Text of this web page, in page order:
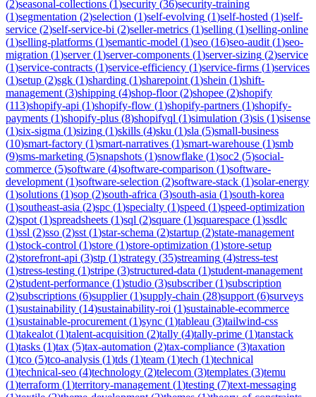
(2)seasonal-collections (1)security (36)security-training
(1)segmentation (2)selection (1)self-evolving (1)self-hosted (1)self-
service (2)self-service-bi (2)seller-metrics (1)selling (1)selling-online
(1)selling-platforms (1)semantic-model (1)seo (16)seo-audit (1)seo-
migration (1)server(1)server-components (1)server-sizing (2)service
(1)service-contracts (1)service-efficiency (1)service-firms (1)services
(1)setup (2)sgk (1)sharding (1)sharepoint (1)shein (1)shift-
management (3)shipping (4)shop-floor(2)shopee (2)shopify
(113)shopify-api (1)shopify-flow (1)shopify-partners (1)shopify-
payments (1)shopify-plus (8)shopifyql (1)simulation (3)sis (1)sisense
(1)six-sigma (1)sizing (1)skills (4)sku (1)sla (5)small-business
(10)smart-factory (1)smart-narratives (1)smart-warehouse (1)smb
(9)sms-marketing (5)snapshots (1)snowflake (1)soc2 (5)social-
commerce (5)software (4)software-comparison (1)software-
development (1)software-selection (2)software-stack (1)solar-energy
(1)solutions (1)sop (2)south-africa (3)south-asia (1)south-korea
(1)southeast-asia (2)spc (1)specialty (1)speed (1)speed-optimization
(2)spot (1)spreadsheets (1)sql (2)square (1)squarespace (1)ssdlc
(1)ssl (2)sso (2)sst (1)star-schema (2)startup (2)state-management
(1)stock-control (1)store (1)store-optimization (1)store-setup
(2)storefront-api (3)stp (1)strategy (35)streaming (4)stress-test
(1)stress-testing (1)stripe (3)structured-data (1)student-management
(2)student-performance (1)studio (3)subscriber(1)subscription
(2)subscriptions (6)supplier(1)supply-chain (28)support (6)surveys
(1)sustainability (14)sustainability-roi (1)sustainable-ecommerce
(1)sustainable-procurement (1)sync (1)tableau (3)tailwind-css
(1)takealot (1)talent-acquisition (2)tally (4)tally-prime (1)tanstack
(1)tasks (1)tax (5)tax-automation (2)tax-compliance (3)taxation
(1)tco (5)tco-analysis (1)tds (1)team (1)tech (1)technical
(1)technical-seo (4)technology (2)telecom (3)templates (3)temu
(1)terraform (1)territory-management (1)testing (7)text-messaging